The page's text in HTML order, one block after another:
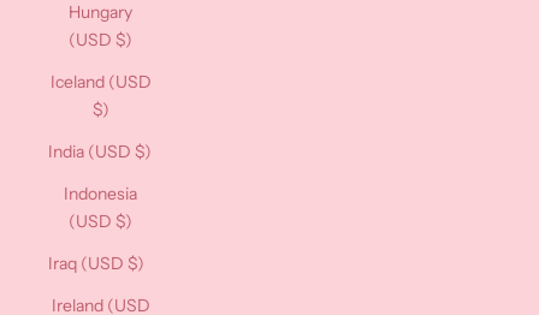
Hungary
(USD $)
Iceland (USD
$)
India (USD $)
Indonesia
(USD $)
Iraq (USD $)
Ireland (USD